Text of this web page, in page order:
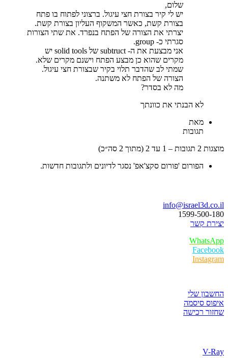
שלום,
יש לי קיר בצורת חצי עיגול. ברצוני לפתוח בו פתח
בצורת קשת, כאשר המשקוף העליון בצורת קשת.
יצרתי את הצורה של הפתח בנפרד. את שתי הצורות
סגרתי כ- group.
אני מבצעת את ה- subtruct של solid tools יש
מקרים שהוא כן מבצע הפתח וישנם מקרים שלא.
שמתי לב שהדבר תלוי בקיר שבצורת חצי עיגול.
הצורה של הפתח לא משתנה.
מה לא בסדר?
לא הבנתי את כוונתך
מאת
תגובות
2 (מתוך 2 סה״כ)
הפורום 'פורום סקצ'אפ' נסגר לדיונים ולתגובות חדשות.
1599-
קשר
שלי
סיסמה
רכישה
V-